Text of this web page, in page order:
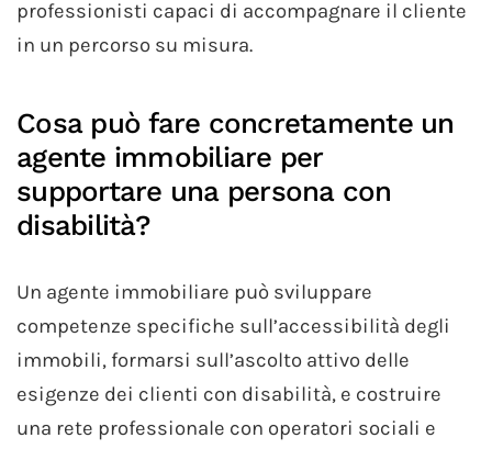
professionisti capaci di accompagnare il cliente
in un percorso su misura.
Cosa può fare concretamente un
agente immobiliare per
supportare una persona con
disabilità?
Un agente immobiliare può sviluppare
competenze specifiche sull’accessibilità degli
immobili, formarsi sull’ascolto attivo delle
esigenze dei clienti con disabilità, e costruire
una rete professionale con operatori sociali e